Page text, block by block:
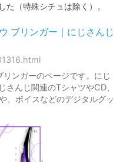
（特殊シチュは除く）。
ブリンガー｜にじさんじ
ンガーのページです。にじ
さんじ関連のTシャツやCD、
、ボイスなどのデジタルグッ